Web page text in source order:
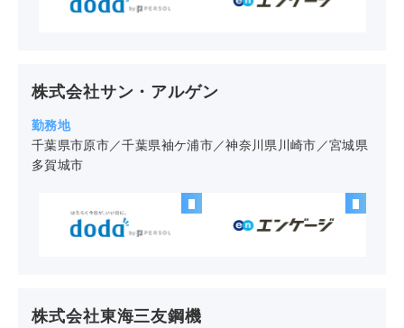
株式会社サン・アルゲン
千葉県市原市／千葉県袖ケ浦市／神奈川県川崎市／宮城県
多賀城市
株式会社東海三友鋼機